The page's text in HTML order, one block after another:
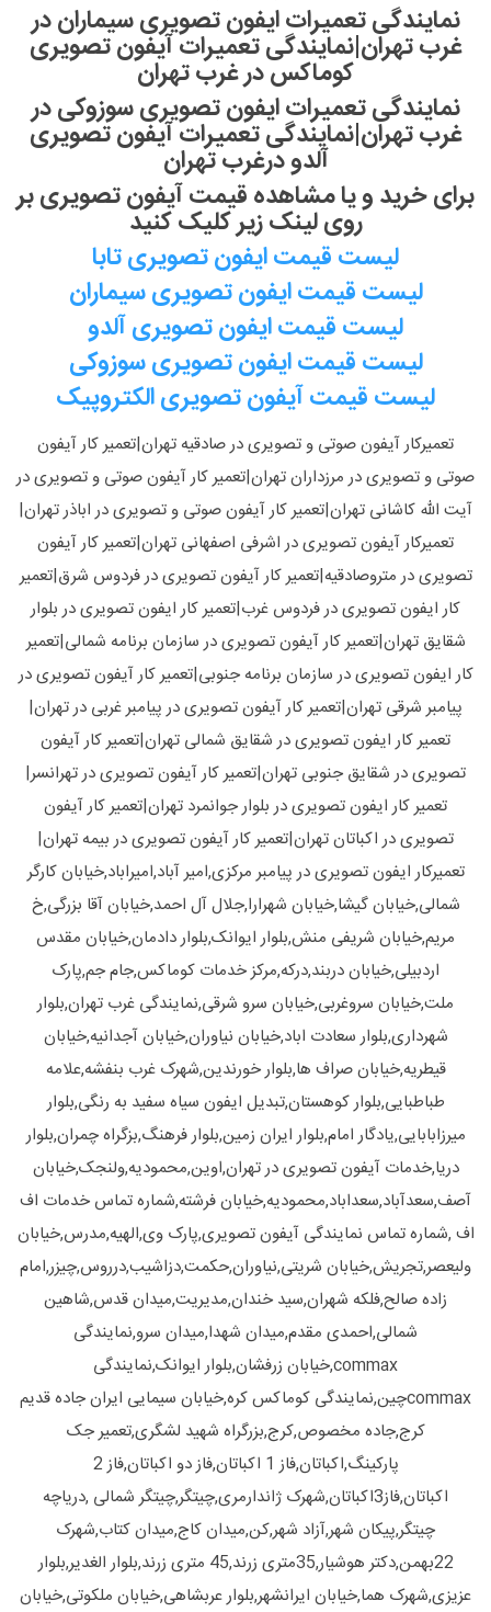
نمایندگی تعمیرات ایفون تصویری سیماران در
غرب تهران|نمایندگی تعمیرات آیفون تصویری
کوماکس در غرب تهران
نمایندگی تعمیرات ایفون تصویری سوزوکی در
غرب تهران|نمایندگی تعمیرات آیفون تصویری
آلدو درغرب تهران
برای خرید و یا مشاهده قیمت آیفون تصویری بر
روی لینک زیر کلیک کنید
لیست قیمت ایفون تصویری تابا
لیست قیمت ایفون تصویری سیماران
لیست قیمت ایفون تصویری آلدو
لیست قیمت ایفون تصویری سوزوکی
لیست قیمت آیفون تصویری الکتروپیک
تعمیرکار آیفون صوتی و تصویری در صادقیه تهران|تعمیر کار آیفون
صوتی و تصویری در مرزداران تهران|تعمیر کار آیفون صوتی و تصویری در
آیت الله کاشانی تهران|تعمیر کار آیفون صوتی و تصویری در اباذر تهران|
تعمیرکار آیفون تصویری در اشرفی اصفهانی تهران|تعمیر کار آیفون
تصویری در متروصادقیه|تعمیر کار آیفون تصویری در فردوس شرق|تعمیر
کار ایفون تصویری در فردوس غرب|تعمیر کار ایفون تصویری در بلوار
شقایق تهران|تعمیر کار آیفون تصویری در سازمان برنامه شمالی|تعمیر
کار ایفون تصویری در سازمان برنامه جنوبی|تعمیر کار آیفون تصویری در
پیامبر شرقی تهران|تعمیر کار آیفون تصویری در پیامبر غربی در تهران|
تعمیر کار ایفون تصویری در شقایق شمالی تهران|تعمیر کار آیفون
تصویری در شقایق جنوبی تهران|تعمیر کار آیفون تصویری در تهرانسر|
تعمیر کار ایفون تصویری در بلوار جوانمرد تهران|تعمیر کار آیفون
تصویری در اکباتان تهران|تعمیر کار آیفون تصویری در بیمه تهران|
تعمیرکار ایفون تصویری در پیامبر مرکزی,امیر آباد,امیراباد,خیابان کارگر
شمالی,خیابان گیشا,خیابان شهرارا,جلال آل احمد,خیابان آقا بزرگی,خ
مریم,خیابان شریفی منش,بلوار ایوانک,بلوار دادمان,خیابان مقدس
اردبیلی,خیابان دربند,درکه,مرکز خدمات کوماکس,جام جم,پارک
ملت,خیابان سروغربی,خیابان سرو شرقی,نمایندگی غرب تهران,بلوار
شهرداری,بلوار سعادت اباد,خیابان نیاوران,خیابان آجدانیه,خیابان
قیطریه,خیابان صراف ها,بلوار خورندین,شهرک غرب بنفشه,علامه
طباطبایی,بلوار کوهستان,تبدیل ایفون سیاه سفید به رنگی,بلوار
میرزابابایی,یادگار امام,بلوار ایران زمین,بلوار فرهنگ,بزگراه چمران,بلوار
دریا,خدمات آیفون تصویری در تهران,اوین,محمودیه,ولنجک,خیابان
آصف,سعدآباد,سعداباد,محمودیه,خیابان فرشته,شماره تماس خدمات اف
اف ,شماره تماس نمایندگی آیفون تصویری,پارک وی,الهیه,مدرس,خیابان
ولیعصر,تجریش,خیابان شریتی,نیاوران,حکمت,دزاشیب,درروس,چیزر,امام
زاده صالح,فلکه شهران,سید خندان,مدیریت,میدان قدس,شاهین
شمالی,احمدی مقدم,میدان شهدا,میدان سرو,نمایندگی
commax,خیابان زرفشان,بلوار ایوانک,نمایندگی
commaxچین,نمایندگی کوماکس کره,خیابان سیمایی ایران جاده قدیم
کرج,جاده مخصوص,کرج,بزرگراه شهید لشگری,تعمیر جک
پارکینگ,اکباتان,فاز 1 اکباتان,فاز دو اکباتان,فاز 2
اکباتان,فاز3اکباتان,شهرک ژاندارمری,چیتگر,چیتگر شمالی ,دریاچه
چیتگر,پیکان شهر,آزاد شهر,کن,میدان کاج,میدان کتاب,شهرک
22بهمن,دکتر هوشیار,35متری زرند,45 متری زرند,بلوار الغدیر,بلوار
عزیزی,شهرک هما,خیابان ایرانشهر,بلوار عربشاهی,خیابان ملکوتی,خیابان